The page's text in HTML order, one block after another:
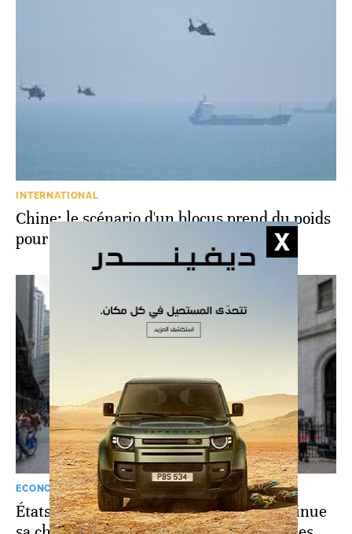
INTERNATIONAL
Chine: le scénario d'un blocus prend du poids
pour reconquérir Taïwan un jour
ECONOMIE
États-Unis-Chine: l'action d’Alibaba continue